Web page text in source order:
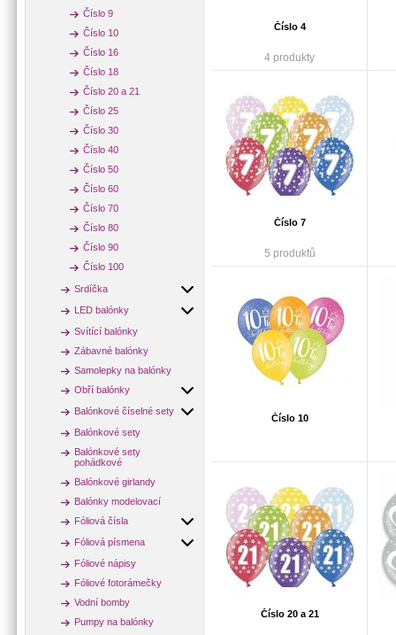
Číslo 9
Číslo 10
Číslo 16
Číslo 18
Číslo 20 a 21
Číslo 25
Číslo 30
Číslo 40
Číslo 50
Číslo 60
Číslo 70
Číslo 80
Číslo 90
Číslo 100
Srdíčka
LED balónky
Svítící balónky
Zábavné balónky
Samolepky na balónky
Obří balónky
Balónkové číselné sety
Balónkové sety
Balónkové sety
pohádkové
Balónkové girlandy
Balónky modelovací
Fóliová čísla
Fóliová písmena
Fóliové nápisy
Fóliové fotorámečky
Vodní bomby
Pumpy na balónky
Číslo 4
4 produkty
Číslo 7
5 produktů
Číslo 10
Číslo 20 a 21